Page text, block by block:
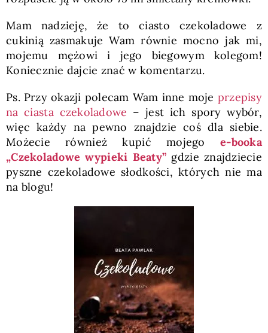
Mam nadzieję, że to ciasto czekoladowe z
cukinią zasmakuje Wam równie mocno jak mi,
mojemu mężowi i jego biegowym kolegom!
Koniecznie dajcie znać w komentarzu.
Ps. Przy okazji polecam Wam inne moje przepisy
na ciasta czekoladowe – jest ich spory wybór,
więc każdy na pewno znajdzie coś dla siebie.
Możecie również kupić mojegoe-booka
„Czekoladowe wypieki Beaty” gdzie znajdziecie
pyszne czekoladowe słodkości, których nie ma
na blogu!